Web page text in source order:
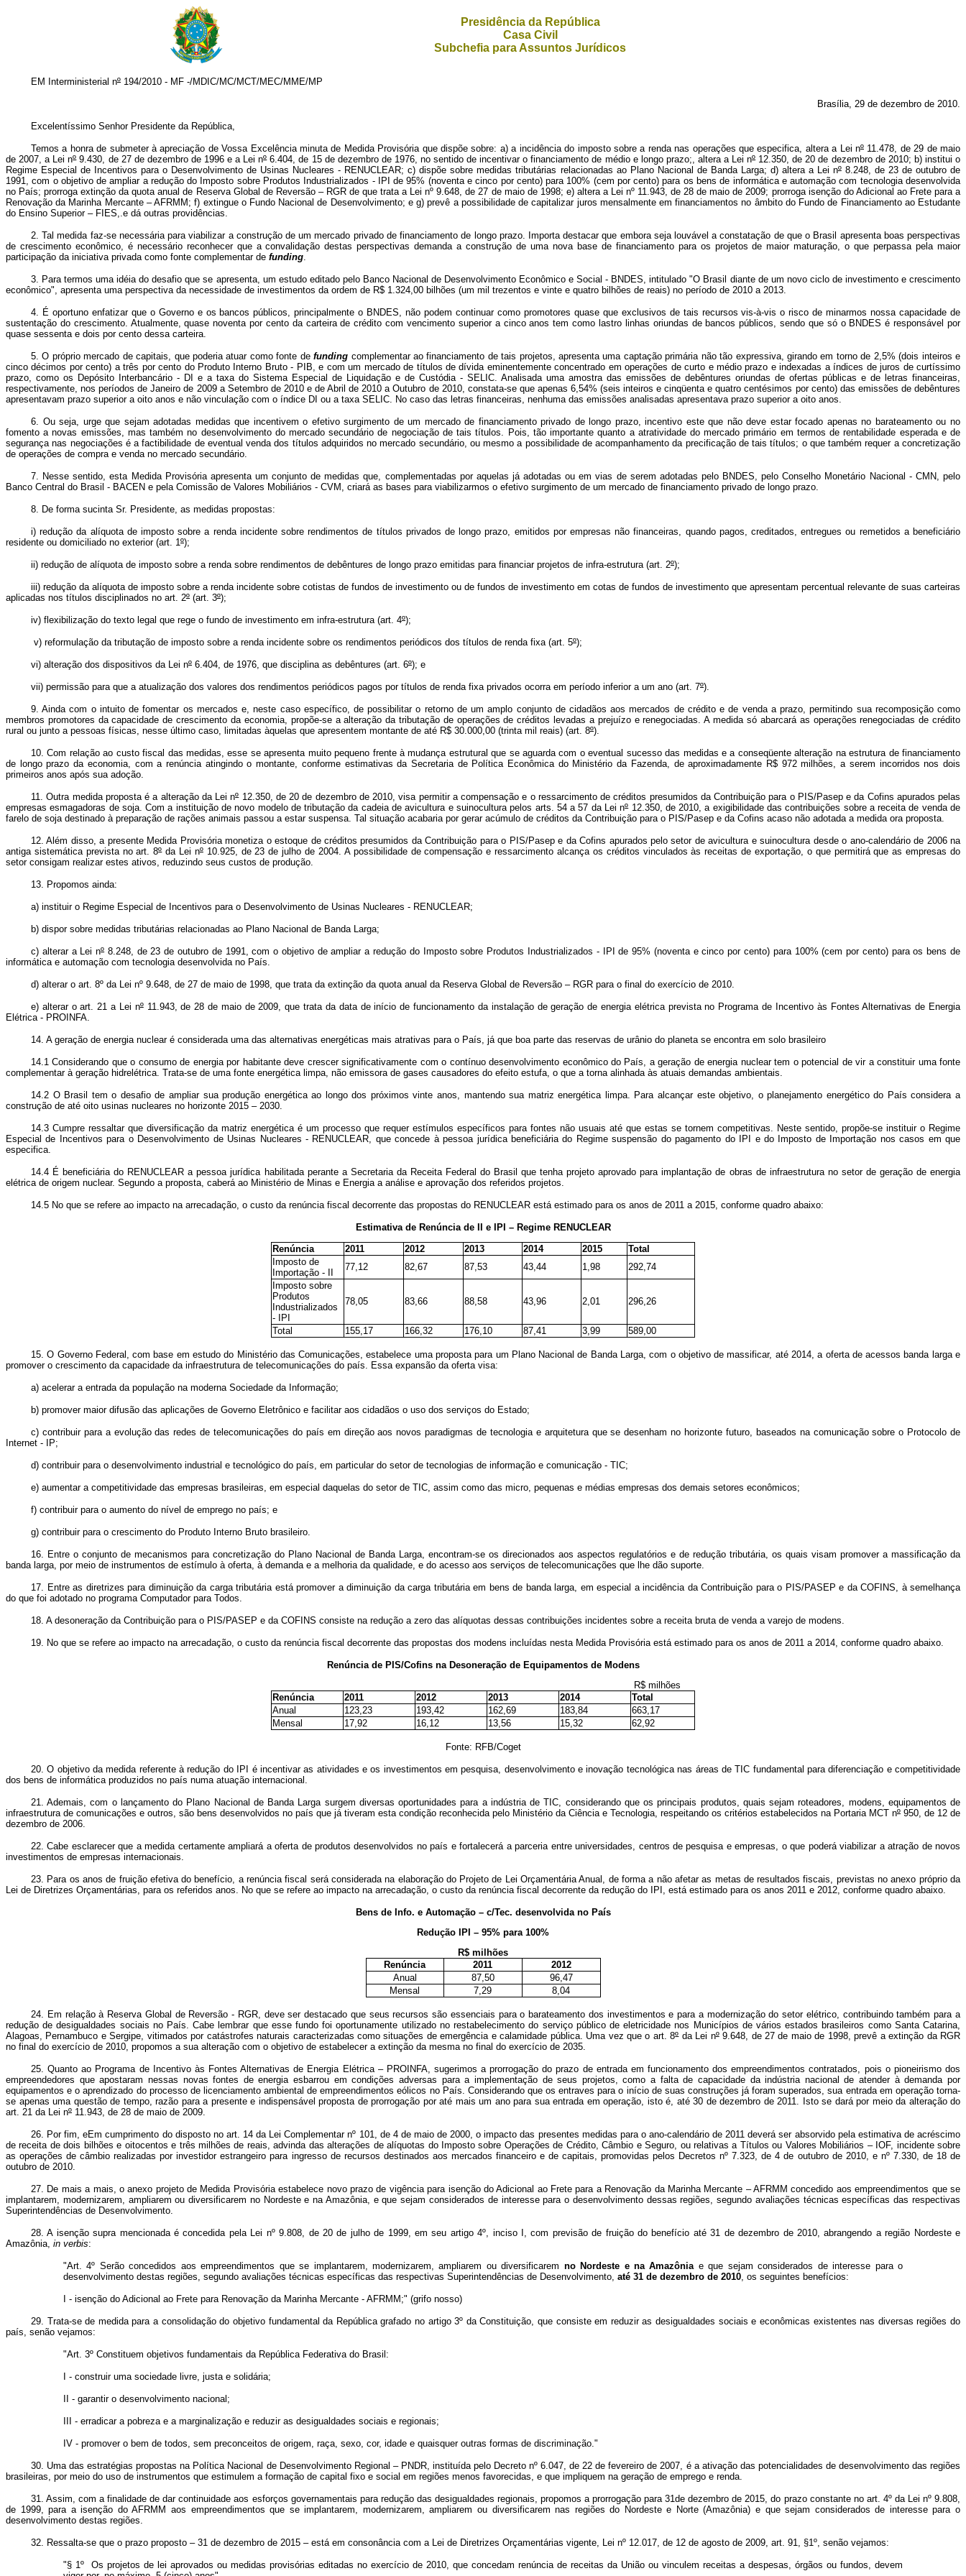
Presidência da República
Casa Civil
Subchefia para Assuntos Jurídicos
EM Interministerial nº 194/2010 - MF -/MDIC/MC/MCT/MEC/MME/MP
Brasília, 29 de dezembro de 2010.
Excelentíssimo Senhor Presidente da República,
Temos a honra de submeter à apreciação de Vossa Excelência minuta de Medida Provisória que dispõe sobre: a) a incidência do imposto sobre a renda nas operações que especifica, altera a Lei nº11.478, de 29 de maio
de 2007, a Lei nº9.430, de 27 de dezembro de 1996 e a Lei nº6.404, de 15 de dezembro de 1976, no sentido de incentivar o financiamento de médio e longo prazo;, altera a Lei nº12.350, de 20 de dezembro de 2010; b) institui o
Regime Especial de Incentivos para o Desenvolvimento de Usinas Nucleares - RENUCLEAR; c) dispõe sobre medidas tributárias relacionadas ao Plano Nacional de Banda Larga; d) altera a Lei nº8.248, de 23 de outubro de
1991, com o objetivo de ampliar a redução do Imposto sobre Produtos Industrializados - IPI de 95% (noventa e cinco por cento) para 100% (cem por cento) para os bens de informática e automação com tecnologia desenvolvida
no País; prorroga extinção da quota anual de Reserva Global de Reversão – RGR de que trata a Lei nº 9.648, de 27 de maio de 1998; e) altera a Lei nº 11.943, de 28 de maio de 2009; prorroga isenção do Adicional ao Frete para a
Renovação da Marinha Mercante – AFRMM; f) extingue o Fundo Nacional de Desenvolvimento; e g) prevê a possibilidade de capitalizar juros mensalmente em financiamentos no âmbito do Fundo de Financiamento ao Estudante
do Ensino Superior – FIES,.e dá outras providências.
2. Tal medida faz-se necessária para viabilizar a construção de um mercado privado de financiamento de longo prazo. Importa destacar que embora seja louvável a constatação de que o Brasil apresenta boas perspectivas
de crescimento econômico, é necessário reconhecer que a convalidação destas perspectivas demanda a construção de uma nova base de financiamento para os projetos de maior maturação, o que perpassa pela maior
participação da iniciativa privada como fonte complementar de funding.
3. Para termos uma idéia do desafio que se apresenta, um estudo editado pelo Banco Nacional de Desenvolvimento Econômico e Social - BNDES, intitulado "O Brasil diante de um novo ciclo de investimento e crescimento
econômico", apresenta uma perspectiva da necessidade de investimentos da ordem de R$ 1.324,00 bilhões (um mil trezentos e vinte e quatro bilhões de reais) no período de 2010 a 2013.
4. É oportuno enfatizar que o Governo e os bancos públicos, principalmente o BNDES, não podem continuar como promotores quase que exclusivos de tais recursos vis-à-vis o risco de minarmos nossa capacidade de
sustentação do crescimento. Atualmente, quase noventa por cento da carteira de crédito com vencimento superior a cinco anos tem como lastro linhas oriundas de bancos públicos, sendo que só o BNDES é responsável por
quase sessenta e dois por cento dessa carteira.
5. O próprio mercado de capitais, que poderia atuar como fonte defunding complementar ao financiamento de tais projetos, apresenta uma captação primária não tão expressiva, girando em torno de 2,5% (dois inteiros e
cinco décimos por cento) a três por cento do Produto Interno Bruto - PIB, e com um mercado de títulos de dívida eminentemente concentrado em operações de curto e médio prazo e indexadas a índices de juros de curtíssimo
prazo, como os Depósito Interbancário - DI e a taxa do Sistema Especial de Liquidação e de Custódia - SELIC. Analisada uma amostra das emissões de debêntures oriundas de ofertas públicas e de letras financeiras,
respectivamente, nos períodos de Janeiro de 2009 a Setembro de 2010 e de Abril de 2010 a Outubro de 2010, constata-se que apenas 6,54% (seis inteiros e cinqüenta e quatro centésimos por cento) das emissões de debêntures
apresentavam prazo superior a oito anos e não vinculação com o índice DI ou a taxa SELIC. No caso das letras financeiras, nenhuma das emissões analisadas apresentava prazo superior a oito anos.
6. Ou seja, urge que sejam adotadas medidas que incentivem o efetivo surgimento de um mercado de financiamento privado de longo prazo, incentivo este que não deve estar focado apenas no barateamento ou no
fomento a novas emissões, mas também no desenvolvimento do mercado secundário de negociação de tais títulos. Pois, tão importante quanto a atratividade do mercado primário em termos de rentabilidade esperada e de
segurança nas negociações é a factibilidade de eventual venda dos títulos adquiridos no mercado secundário, ou mesmo a possibilidade de acompanhamento da precificação de tais títulos; o que também requer a concretização
de operações de compra e venda no mercado secundário.
7. Nesse sentido, esta Medida Provisória apresenta um conjunto de medidas que, complementadas por aquelas já adotadas ou em vias de serem adotadas pelo BNDES, pelo Conselho Monetário Nacional - CMN, pelo
Banco Central do Brasil - BACEN e pela Comissão de Valores Mobiliários - CVM, criará as bases para viabilizarmos o efetivo surgimento de um mercado de financiamento privado de longo prazo.
8. De forma sucinta Sr. Presidente, as medidas propostas:
i) redução da alíquota de imposto sobre a renda incidente sobre rendimentos de títulos privados de longo prazo, emitidos por empresas não financeiras, quando pagos, creditados, entregues ou remetidos a beneficiário
residente ou domiciliado no exterior (art. 1º);
ii) redução de alíquota de imposto sobre a renda sobre rendimentos de debêntures de longo prazo emitidas para financiar projetos de infra-estrutura (art. 2º);
iii) redução da alíquota de imposto sobre a renda incidente sobre cotistas de fundos de investimento ou de fundos de investimento em cotas de fundos de investimento que apresentam percentual relevante de suas carteiras
aplicadas nos títulos disciplinados no art. 2º (art. 3º);
iv) flexibilização do texto legal que rege o fundo de investimento em infra-estrutura (art. 4º);
v) reformulação da tributação de imposto sobre a renda incidente sobre os rendimentos periódicos dos títulos de renda fixa (art. 5º);
vi) alteração dos dispositivos da Lei nº 6.404, de 1976, que disciplina as debêntures (art. 6º); e
vii) permissão para que a atualização dos valores dos rendimentos periódicos pagos por títulos de renda fixa privados ocorra em período inferior a um ano (art. 7º).
9. Ainda com o intuito de fomentar os mercados e, neste caso específico, de possibilitar o retorno de um amplo conjunto de cidadãos aos mercados de crédito e de venda a prazo, permitindo sua recomposição como
membros promotores da capacidade de crescimento da economia, propõe-se a alteração da tributação de operações de créditos levadas a prejuízo e renegociadas. A medida só abarcará as operações renegociadas de crédito
rural ou junto a pessoas físicas, nesse último caso, limitadas àquelas que apresentem montante de até R$ 30.000,00 (trinta mil reais) (art. 8º).
10. Com relação ao custo fiscal das medidas, esse se apresenta muito pequeno frente à mudança estrutural que se aguarda com o eventual sucesso das medidas e a conseqüente alteração na estrutura de financiamento
de longo prazo da economia, com a renúncia atingindo o montante, conforme estimativas da Secretaria de Política Econômica do Ministério da Fazenda, de aproximadamente R$ 972 milhões, a serem incorridos nos dois
primeiros anos após sua adoção.
11. Outra medida proposta é a alteração da Lei nº12.350, de 20 de dezembro de 2010, visa permitir a compensação e o ressarcimento de créditos presumidos da Contribuição para o PIS/Pasep e da Cofins apurados pelas
empresas esmagadoras de soja. Com a instituição de novo modelo de tributação da cadeia de avicultura e suinocultura pelos arts. 54 a 57 da Lei nº12.350, de 2010, a exigibilidade das contribuições sobre a receita de venda de
farelo de soja destinado à preparação de rações animais passou a estar suspensa. Tal situação acabaria por gerar acúmulo de créditos da Contribuição para o PIS/Pasep e da Cofins acaso não adotada a medida ora proposta.
12. Além disso, a presente Medida Provisória monetiza o estoque de créditos presumidos da Contribuição para o PIS/Pasep e da Cofins apurados pelo setor de avicultura e suinocultura desde o ano-calendário de 2006 na
antiga sistemática prevista no art. 8ºda Lei nº10.925, de 23 de julho de 2004. A possibilidade de compensação e ressarcimento alcança os créditos vinculados às receitas de exportação, o que permitirá que as empresas do
setor consigam realizar estes ativos, reduzindo seus custos de produção.
13. Propomos ainda:
a) instituir o Regime Especial de Incentivos para o Desenvolvimento de Usinas Nucleares - RENUCLEAR;
b) dispor sobre medidas tributárias relacionadas ao Plano Nacional de Banda Larga;
c) alterar a Lei nº8.248, de 23 de outubro de 1991, com o objetivo de ampliar a redução do Imposto sobre Produtos Industrializados - IPI de 95% (noventa e cinco por cento) para 100% (cem por cento) para os bens de
informática e automação com tecnologia desenvolvida no País.
d) alterar o art. 8º da Lei nº 9.648, de 27 de maio de 1998, que trata da extinção da quota anual da Reserva Global de Reversão – RGR para o final do exercício de 2010.
e) alterar o art. 21 a Lei nº11.943, de 28 de maio de 2009, que trata da data de início de funcionamento da instalação de geração de energia elétrica prevista no Programa de Incentivo às Fontes Alternativas de Energia
Elétrica - PROINFA.
14. A geração de energia nuclear é considerada uma das alternativas energéticas mais atrativas para o País, já que boa parte das reservas de urânio do planeta se encontra em solo brasileiro
14.1 Considerando que o consumo de energia por habitante deve crescer significativamente com o contínuo desenvolvimento econômico do País, a geração de energia nuclear tem o potencial de vir a constituir uma fonte
complementar à geração hidrelétrica. Trata-se de uma fonte energética limpa, não emissora de gases causadores do efeito estufa, o que a torna alinhada às atuais demandas ambientais.
14.2 O Brasil tem o desafio de ampliar sua produção energética ao longo dos próximos vinte anos, mantendo sua matriz energética limpa. Para alcançar este objetivo, o planejamento energético do País considera a
construção de até oito usinas nucleares no horizonte 2015 – 2030.
14.3 Cumpre ressaltar que diversificação da matriz energética é um processo que requer estímulos específicos para fontes não usuais até que estas se tornem competitivas. Neste sentido, propõe-se instituir o Regime
Especial de Incentivos para o Desenvolvimento de Usinas Nucleares - RENUCLEAR, que concede à pessoa jurídica beneficiária do Regime suspensão do pagamento do IPI e do Imposto de Importação nos casos em que
especifica.
14.4 É beneficiária do RENUCLEAR a pessoa jurídica habilitada perante a Secretaria da Receita Federal do Brasil que tenha projeto aprovado para implantação de obras de infraestrutura no setor de geração de energia
elétrica de origem nuclear. Segundo a proposta, caberá ao Ministério de Minas e Energia a análise e aprovação dos referidos projetos.
14.5 No que se refere ao impacto na arrecadação, o custo da renúncia fiscal decorrente das propostas do RENUCLEAR está estimado para os anos de 2011 a 2015, conforme quadro abaixo:
Estimativa de Renúncia de II e IPI – Regime RENUCLEAR
Renúncia
2011 2012 2013 2014 2015
Total
Imposto de
Importação - II
77,12 82,67 87,53 43,44 1,98
292,74
Imposto sobre
Produtos
Industrializados
- IPI
78,05 83,66 88,58 43,96 2,01 296,26
Total 155,17 166,32 176,10 87,41 3,99 589,00
15. O Governo Federal, com base em estudo do Ministério das Comunicações, estabelece uma proposta para um Plano Nacional de Banda Larga, com o objetivo de massificar, até 2014, a oferta de acessos banda larga e
promover o crescimento da capacidade da infraestrutura de telecomunicações do país. Essa expansão da oferta visa:
a) acelerar a entrada da população na moderna Sociedade da Informação;
b) promover maior difusão das aplicações de Governo Eletrônico e facilitar aos cidadãos o uso dos serviços do Estado;
c) contribuir para a evolução das redes de telecomunicações do país em direção aos novos paradigmas de tecnologia e arquitetura que se desenham no horizonte futuro, baseados na comunicação sobre o Protocolo de
Internet - IP;
d) contribuir para o desenvolvimento industrial e tecnológico do país, em particular do setor de tecnologias de informação e comunicação - TIC;
e) aumentar a competitividade das empresas brasileiras, em especial daquelas do setor de TIC, assim como das micro, pequenas e médias empresas dos demais setores econômicos;
f) contribuir para o aumento do nível de emprego no país; e
g) contribuir para o crescimento do Produto Interno Bruto brasileiro.
16. Entre o conjunto de mecanismos para concretização do Plano Nacional de Banda Larga, encontram-se os direcionados aos aspectos regulatórios e de redução tributária, os quais visam promover a massificação da
banda larga, por meio de instrumentos de estímulo à oferta, à demanda e a melhoria da qualidade, e do acesso aos serviços de telecomunicações que lhe dão suporte.
17. Entre as diretrizes para diminuição da carga tributária está promover a diminuição da carga tributária em bens de banda larga, em especial a incidência da Contribuição para o PIS/PASEP e da COFINS, à semelhança
do que foi adotado no programa Computador para Todos.
18. A desoneração da Contribuição para o PIS/PASEP e da COFINS consiste na redução a zero das alíquotas dessas contribuições incidentes sobre a receita bruta de venda a varejo de modens.
19. No que se refere ao impacto na arrecadação, o custo da renúncia fiscal decorrente das propostas dos modens incluídas nesta Medida Provisória está estimado para os anos de 2011 a 2014, conforme quadro abaixo.
Renúncia de PIS/Cofins na Desoneração de Equipamentos de Modens
R$ milhões
Renúncia
2011 2012 2013 2014
Total
Anual
123,23 193,42 162,69 183,84
663,17
Mensal
17,92 16,12 13,56 15,32 62,92
Fonte: RFB/Coget
20. O objetivo da medida referente à redução do IPI é incentivar as atividades e os investimentos em pesquisa, desenvolvimento e inovação tecnológica nas áreas de TIC fundamental para diferenciação e competitividade
dos bens de informática produzidos no país numa atuação internacional.
21. Ademais, com o lançamento do Plano Nacional de Banda Larga surgem diversas oportunidades para a indústria de TIC, considerando que os principais produtos, quais sejam roteadores, modens, equipamentos de
infraestrutura de comunicações e outros, são bens desenvolvidos no país que já tiveram esta condição reconhecida pelo Ministério da Ciência e Tecnologia, respeitando os critérios estabelecidos na Portaria MCT nº 950, de 12 de
dezembro de 2006.
22. Cabe esclarecer que a medida certamente ampliará a oferta de produtos desenvolvidos no país e fortalecerá a parceria entre universidades, centros de pesquisa e empresas, o que poderá viabilizar a atração de novos
investimentos de empresas internacionais.
23. Para os anos de fruição efetiva do benefício, a renúncia fiscal será considerada na elaboração do Projeto de Lei Orçamentária Anual, de forma a não afetar as metas de resultados fiscais, previstas no anexo próprio da
Lei de Diretrizes Orçamentárias, para os referidos anos. No que se refere ao impacto na arrecadação, o custo da renúncia fiscal decorrente da redução do IPI, está estimado para os anos 2011 e 2012, conforme quadro abaixo.
Bens de Info. e Automação – c/Tec. desenvolvida no País
Redução IPI – 95% para 100%
R$ milhões
Renúncia
2011
2012
Anual
87,50
96,47
Mensal
7,29 8,04
24. Em relação à Reserva Global de Reversão - RGR, deve ser destacado que seus recursos são essenciais para o barateamento dos investimentos e para a modernização do setor elétrico, contribuindo também para a
redução de desigualdades sociais no País. Cabe lembrar que esse fundo foi oportunamente utilizado no restabelecimento do serviço público de eletricidade nos Municípios de vários estados brasileiros como Santa Catarina,
Alagoas, Pernambuco e Sergipe, vitimados por catástrofes naturais caracterizadas como situações de emergência e calamidade pública. Uma vez que o art. 8ºda Lei nº9.648, de 27 de maio de 1998, prevê a extinção da RGR
no final do exercício de 2010, propomos a sua alteração com o objetivo de estabelecer a extinção da mesma no final do exercício de 2035.
25. Quanto ao Programa de Incentivo às Fontes Alternativas de Energia Elétrica – PROINFA, sugerimos a prorrogação do prazo de entrada em funcionamento dos empreendimentos contratados, pois o pioneirismo dos
empreendedores que apostaram nessas novas fontes de energia esbarrou em condições adversas para a implementação de seus projetos, como a falta de capacidade da indústria nacional de atender à demanda por
equipamentos e o aprendizado do processo de licenciamento ambiental de empreendimentos eólicos no País. Considerando que os entraves para o início de suas construções já foram superados, sua entrada em operação torna-
se apenas uma questão de tempo, razão para a presente e indispensável proposta de prorrogação por até mais um ano para sua entrada em operação, isto é, até 30 de dezembro de 2011. Isto se dará por meio da alteração do
art. 21 da Lei nº 11.943, de 28 de maio de 2009.
26. Por fim, eEm cumprimento do disposto no art. 14 da Lei Complementar nº 101, de 4 de maio de 2000, o impacto das presentes medidas para o ano-calendário de 2011 deverá ser absorvido pela estimativa de acréscimo
de receita de dois bilhões e oitocentos e três milhões de reais, advinda das alterações de alíquotas do Imposto sobre Operações de Crédito, Câmbio e Seguro, ou relativas a Títulos ou Valores Mobiliários – IOF, incidente sobre
as operações de câmbio realizadas por investidor estrangeiro para ingresso de recursos destinados aos mercados financeiro e de capitais, promovidas pelos Decretos nº 7.323, de 4 de outubro de 2010, e nº 7.330, de 18 de
outubro de 2010.
27. De mais a mais, o anexo projeto de Medida Provisória estabelece novo prazo de vigência para isenção do Adicional ao Frete para a Renovação da Marinha Mercante – AFRMM concedido aos empreendimentos que se
implantarem, modernizarem, ampliarem ou diversificarem no Nordeste e na Amazônia, e que sejam considerados de interesse para o desenvolvimento dessas regiões, segundo avaliações técnicas específicas das respectivas
Superintendências de Desenvolvimento.
28. A isenção supra mencionada é concedida pela Lei nº 9.808, de 20 de julho de 1999, em seu artigo 4º, inciso I, com previsão de fruição do benefício até 31 de dezembro de 2010, abrangendo a região Nordeste e
Amazônia, in verbis:
"Art. 4º Serão concedidos aos empreendimentos que se implantarem, modernizarem, ampliarem ou diversificarem no Nordeste e na Amazôniae que sejam considerados de interesse para o
desenvolvimento destas regiões, segundo avaliações técnicas específicas das respectivas Superintendências de Desenvolvimento, até 31 de dezembro de 2010, os seguintes benefícios:
I - isenção do Adicional ao Frete para Renovação da Marinha Mercante - AFRMM;" (grifo nosso)
29. Trata-se de medida para a consolidação do objetivo fundamental da República grafado no artigo 3º da Constituição, que consiste em reduzir as desigualdades sociais e econômicas existentes nas diversas regiões do
país, senão vejamos:
"Art. 3º Constituem objetivos fundamentais da República Federativa do Brasil:
I - construir uma sociedade livre, justa e solidária;
II - garantir o desenvolvimento nacional;
III - erradicar a pobreza e a marginalização e reduzir as desigualdades sociais e regionais;
IV - promover o bem de todos, sem preconceitos de origem, raça, sexo, cor, idade e quaisquer outras formas de discriminação."
30. Uma das estratégias propostas na Política Nacional de Desenvolvimento Regional – PNDR, instituída pelo Decreto nº 6.047, de 22 de fevereiro de 2007, é a ativação das potencialidades de desenvolvimento das regiões
brasileiras, por meio do uso de instrumentos que estimulem a formação de capital fixo e social em regiões menos favorecidas, e que impliquem na geração de emprego e renda.
31. Assim, com a finalidade de dar continuidade aos esforços governamentais para redução das desigualdades regionais, propomos a prorrogação para 31de dezembro de 2015, do prazo constante no art. 4º da Lei nº 9.808,
de 1999, para a isenção do AFRMM aos empreendimentos que se implantarem, modernizarem, ampliarem ou diversificarem nas regiões do Nordeste e Norte (Amazônia) e que sejam considerados de interesse para o
desenvolvimento destas regiões.
32. Ressalta-se que o prazo proposto – 31 de dezembro de 2015 – está em consonância com a Lei de Diretrizes Orçamentárias vigente, Lei nº 12.017, de 12 de agosto de 2009, art. 91, §1º, senão vejamos:
"§ 1º Os projetos de lei aprovados ou medidas provisórias editadas no exercício de 2010, que concedam renúncia de receitas da União ou vinculem receitas a despesas, órgãos ou fundos, devem